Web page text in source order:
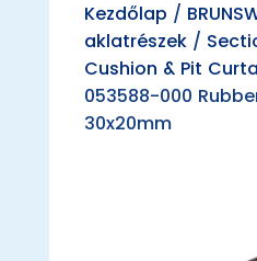
Kezdőlap /
aklatrészek/
Cushion & Pit
053588-000
30x20mm